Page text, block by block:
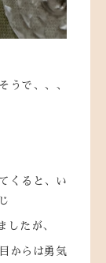
うで、、、
くると、い
したが、
からは勇気